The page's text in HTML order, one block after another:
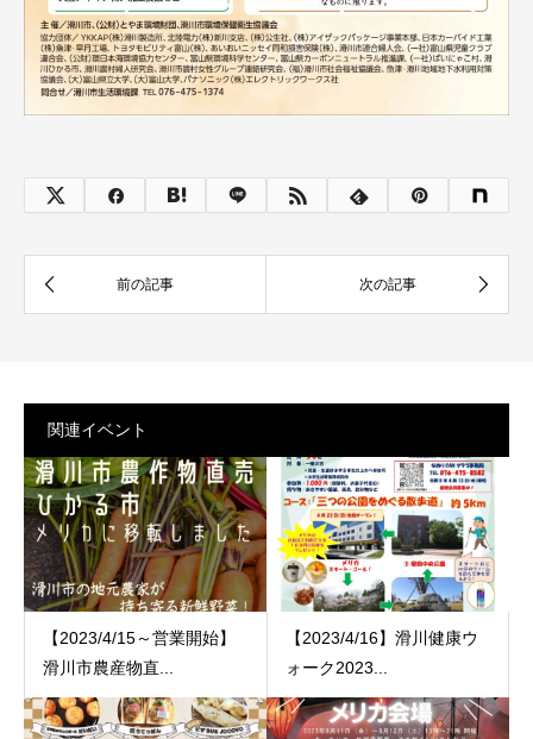
関連イベント
【2023/4/15～営業開始】
滑川市農産物直...
【2023/4/16】滑川健康ウ
ォーク2023...